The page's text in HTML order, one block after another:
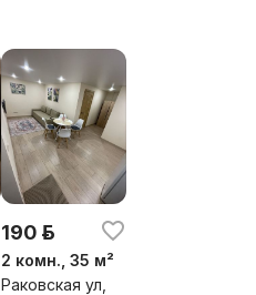
190 р.
2 комн., 35 м²
Раковская ул,